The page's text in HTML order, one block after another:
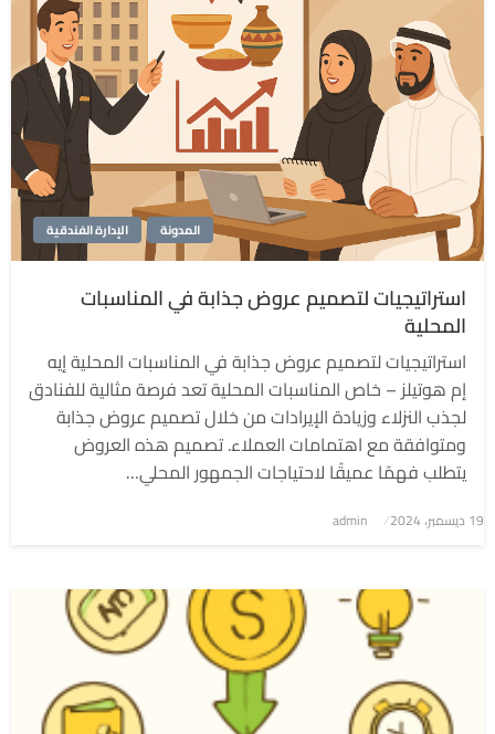
الإدارة الفندقية المدونة
استراتيجيات لتصميم عروض جذابة في المناسبات
المحلية
استراتيجيات لتصميم عروض جذابة في المناسبات المحلية إيه
إم هوتيلز – خاص المناسبات المحلية تعد فرصة مثالية للفنادق
لجذب النزلاء وزيادة الإيرادات من خلال تصميم عروض جذابة
ومتوافقة مع اهتمامات العملاء. تصميم هذه العروض
يتطلب فهمًا عميقًا لاحتياجات الجمهور المحلي…
نُشر
19 ديسمبر، 2024 admin